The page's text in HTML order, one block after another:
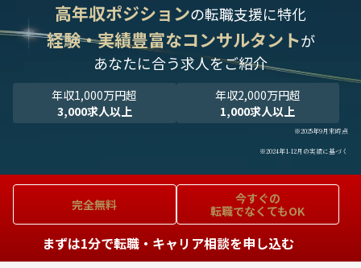
高年収ポジションの転職支援に特化
経験・実績豊富なコンサルタントが
あなたに合う求人をご紹介
年収1,000万円超
3,000求人以上
年収2,000万円超
1,000求人以上
※2025年9月末時点
※2024年1-12月の実績に基づく
完全無料
今すぐの
転職でなくてもOK
まずは1分で転職・キャリア相談を申し込む